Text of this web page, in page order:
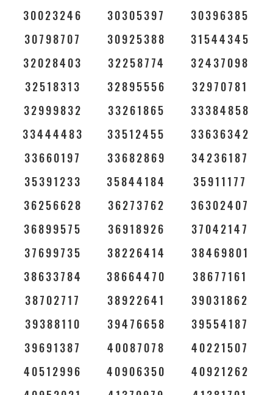
30023246
30305397
30396385
30798707
30925388
31544345
32028403
32258774
32437098
32518313
32895556
32970781
32999832
33261865
33384858
33444483
33512455
33636342
33660197
33682869
34236187
35391233
35844184
35911177
36256628
36273762
36302407
36899575
36918926
37042147
37699735
38226414
38469801
38633784
38664470
38677161
38702717
38922641
39031862
39388110
39476658
39554187
39691387
40087078
40221507
40512996
40906350
40921262